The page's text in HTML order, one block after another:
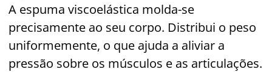
A espuma viscoelástica molda-se
precisamente ao seu corpo. Distribui o peso
uniformemente, o que ajuda a aliviar a
pressão sobre os músculos e as articulações.